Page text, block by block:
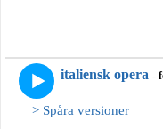
italiensk opera -
> Spåra versioner